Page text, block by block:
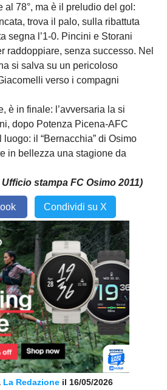
al 78°, ma è il preludio del gol:
trova il palo, sulla ribattuta
segna l’1-0. Pincini e Storani
raddoppiare, senza successo. Nel
si salva su un pericoloso
verso i compagni
è in finale: l’avversaria la si
dopo Potenza Picena-AFC
il “Bernacchia” di Osimo
in bellezza una stagione da
stampa FC Osimo 2011)
Condividi su X
La Redazione il 16/05/2026